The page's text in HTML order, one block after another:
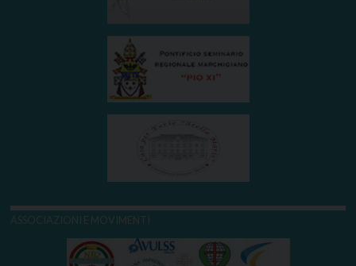
ASSOCIAZIONI E MOVIMENTI